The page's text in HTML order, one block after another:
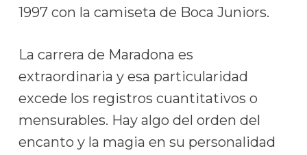
1997 con la camiseta de Boca Juniors.
La carrera de Maradona es
extraordinaria y esa particularidad
excede los registros cuantitativos o
mensurables. Hay algo del orden del
encanto y la magia en su personalidad